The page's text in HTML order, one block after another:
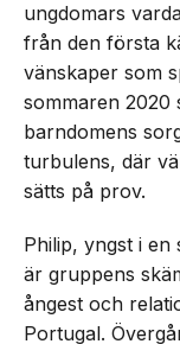
ungdomars
från den första
vänskaper som
sommaren 2020
barndomens
turbulens, där
sätts på prov.
Philip, yngst i
är gruppens
ångest och
Portugal.